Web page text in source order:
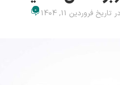
در تاریخ فروردین 11, 1404 0